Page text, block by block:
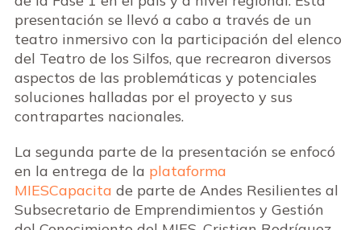
presentación se llevó a cabo a través de un
teatro inmersivo con la participación del elenco
del Teatro de los Silfos, que recrearon diversos
aspectos de las problemáticas y potenciales
soluciones halladas por el proyecto y sus
contrapartes nacionales.
La segunda parte de la presentación se enfocó
en la entrega de la plataforma
MIESCapacita de parte de Andes Resilientes al
Subsecretario de Emprendimientos y Gestión